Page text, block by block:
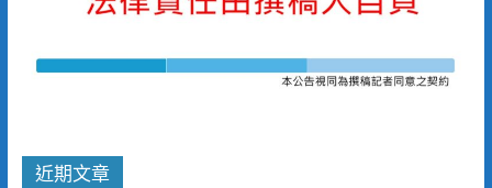
近期文章